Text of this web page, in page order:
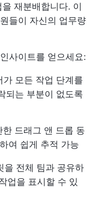
재분배합니다. 이
들이 자신의 업무량
사이트를 얻으세요:
가 모든 작업 단계를
되는 부분이 없도록
한 드래그 앤 드롭 동
여 쉽게 추적 가능
을 전체 팀과 공유하
업을 표시할 수 있